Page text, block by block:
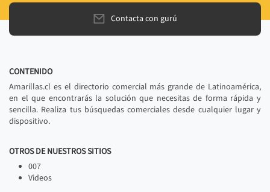
Contacta con gurú
CONTENIDO
Amarillas.cl es el directorio comercial más grande de Latinoamérica,
en el que encontrarás la solución que necesitas de forma rápida y
sencilla. Realiza tus búsquedas comerciales desde cualquier lugar y
dispositivo.
OTROS DE NUESTROS SITIOS
007
Videos